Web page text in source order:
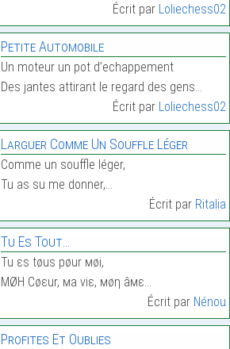
Écrit par Loliechess02
Petite Automobile
Un moteur un pot d’echappement
Des jantes attirant le regard des gens…
Écrit par Loliechess02
Larguer Comme Un Souffle Léger
Comme un souffle léger,
Tu as su me donner,…
Écrit par Ritalia
Tu Es Tout…
Tu εs tøus pøur мøi,
МØΗ Cøεur, мa viε, мøη âмε…
Écrit par Nénou
Profites Et Oublies